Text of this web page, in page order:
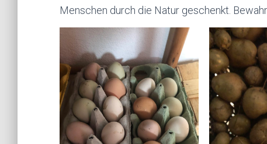
Menschen durch die Natur geschenkt.